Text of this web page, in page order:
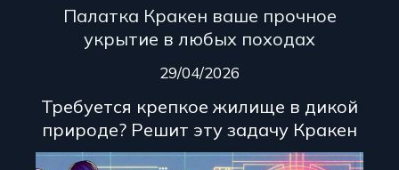
Палатка Кракен ваше прочное
укрытие в любых походах
29/04/2026
Требуется крепкое жилище в дикой
природе? Решит эту задачу Кракен